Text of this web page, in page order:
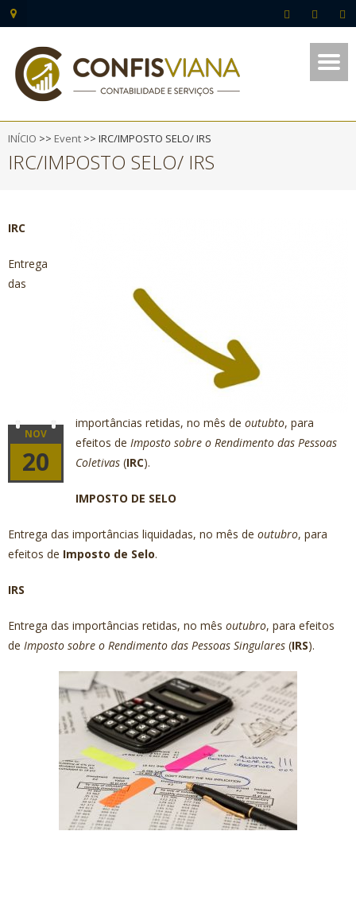
INÍCIO >> Event >> IRC/IMPOSTO SELO/ IRS
IRC/IMPOSTO SELO/ IRS
NOV
20
IRC
Entrega
das
importâncias retidas, no mês de outubto, para
efeitos de Imposto sobre o Rendimento das Pessoas
Coletivas (IRC).
IMPOSTO DE SELO
Entrega das importâncias liquidadas, no mês de outubro, para
efeitos de Imposto de Selo.
IRS
Entrega das importâncias retidas, no mês outubro, para efeitos
de Imposto sobre o Rendimento das Pessoas Singulares (IRS).